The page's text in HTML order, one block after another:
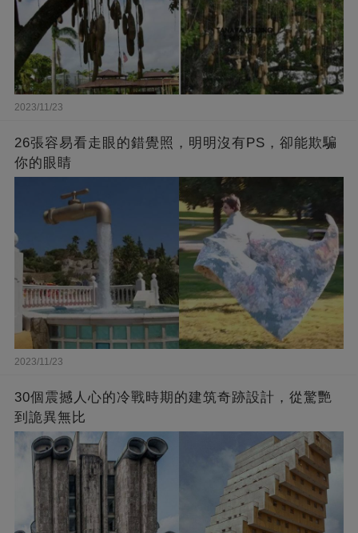
2023/11/23
26張容易看走眼的錯覺照，明明沒有PS，卻能欺騙
你的眼睛
2023/11/23
30個震撼人心的冷戰時期的建筑奇跡設計，從驚艷
到詭異無比